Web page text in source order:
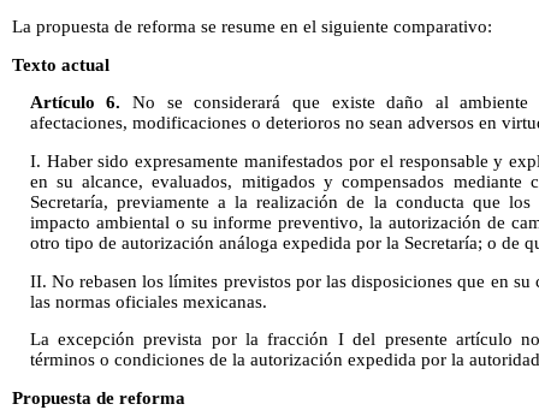
La propuesta de reforma se resume en el siguiente comparativo:
Texto actual
Artículo 6. No se considerará que existe daño al ambiente
afectaciones, modificaciones o deterioros no sean adversos en
I. Haber sido expresamente manifestados por el responsable y
en su alcance, evaluados, mitigados y compensados mediante
Secretaría, previamente a la realización de la conducta que
impacto ambiental o su informe preventivo, la autorización de
otro tipo de autorización análoga expedida por la Secretaría; o de
II. No rebasen los límites previstos por las disposiciones que en su
las normas oficiales mexicanas.
La excepción prevista por la fracción I del presente artículo
términos o condiciones de la autorización expedida por la
Propuesta de reforma